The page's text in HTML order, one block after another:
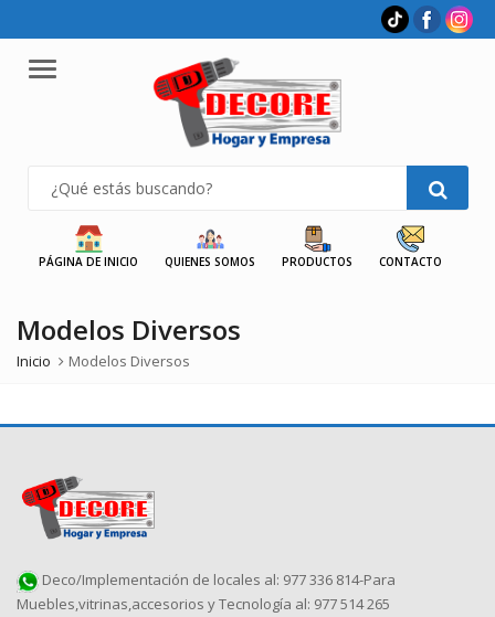
Menu
PÁGINA DE INICIO QUIENES SOMOS PRODUCTOS CONTACTO
Modelos Diversos
Inicio Modelos Diversos
Deco/Implementación de locales al: 977 336 814-Para
Muebles,vitrinas,accesorios y Tecnología al: 977 514 265